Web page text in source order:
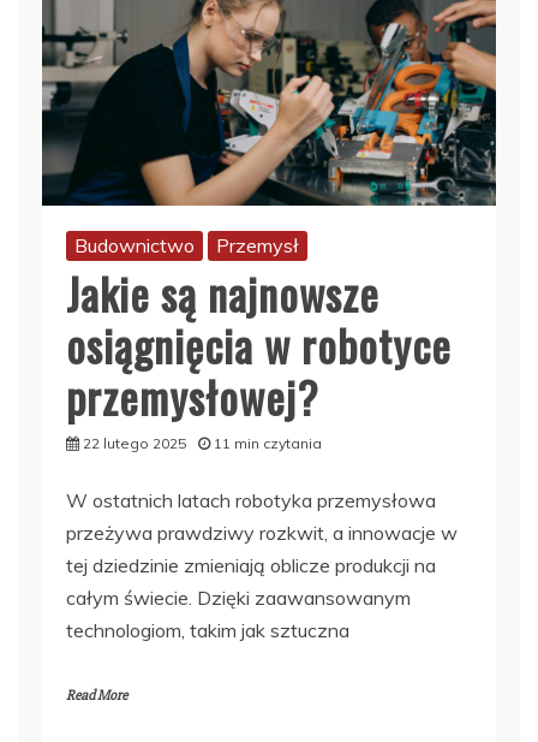
Budownictwo Przemysł
Jakie są najnowsze
osiągnięcia w robotyce
przemysłowej?
22 lutego 2025 11 min czytania
W ostatnich latach robotyka przemysłowa
przeżywa prawdziwy rozkwit, a innowacje w
tej dziedzinie zmieniają oblicze produkcji na
całym świecie. Dzięki zaawansowanym
technologiom, takim jak sztuczna
Read More